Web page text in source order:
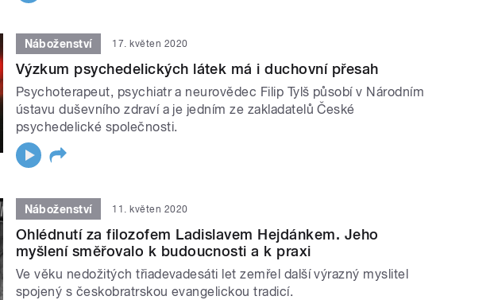
Náboženství 17. květen 2020
Výzkum psychedelických látek má i duchovní přesah
Psychoterapeut, psychiatr a neurovědec Filip Tylš působí v Národním
ústavu duševního zdraví a je jedním ze zakladatelů České
psychedelické společnosti.
Náboženství 11. květen 2020
Ohlédnutí za filozofem Ladislavem Hejdánkem. Jeho
myšlení směřovalo k budoucnosti a k praxi
Ve věku nedožitých třiadevadesáti let zemřel další výrazný myslitel
spojený s českobratrskou evangelickou tradicí.